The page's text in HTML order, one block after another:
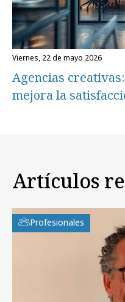
viernes, 22 de mayo 2026
Agencias
mejora la
Artículos
Profesionales